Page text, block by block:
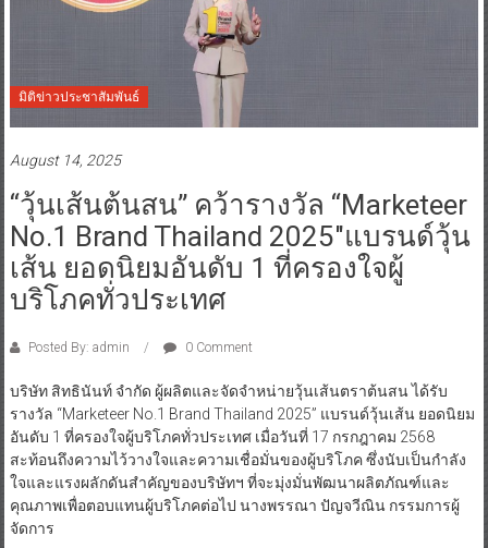
มิติข่าวประชาสัมพันธ์
August 14, 2025
“วุ้นเส้นต้นสน” คว้ารางวัล “Marketeer
No.1 Brand Thailand 2025″แบรนด์วุ้น
เส้น ยอดนิยมอันดับ 1 ที่ครองใจผู้
บริโภคทั่วประเทศ
Posted By: admin 0 Comment
บริษัท สิทธินันท์ จำกัด ผู้ผลิตและจัดจำหน่ายวุ้นเส้นตราต้นสน ได้รับ
รางวัล “Marketeer No.1 Brand Thailand 2025” แบรนด์วุ้นเส้น ยอดนิยม
อันดับ 1 ที่ครองใจผู้บริโภคทั่วประเทศ เมื่อวันที่ 17 กรกฎาคม 2568
สะท้อนถึงความไว้วางใจและความเชื่อมั่นของผู้บริโภค ซึ่งนับเป็นกำลัง
ใจและแรงผลักดันสำคัญของบริษัทฯ ที่จะมุ่งมั่นพัฒนาผลิตภัณฑ์และ
คุณภาพเพื่อตอบแทนผู้บริโภคต่อไป นางพรรณา ปัญจวีณิน กรรมการผู้
จัดการ